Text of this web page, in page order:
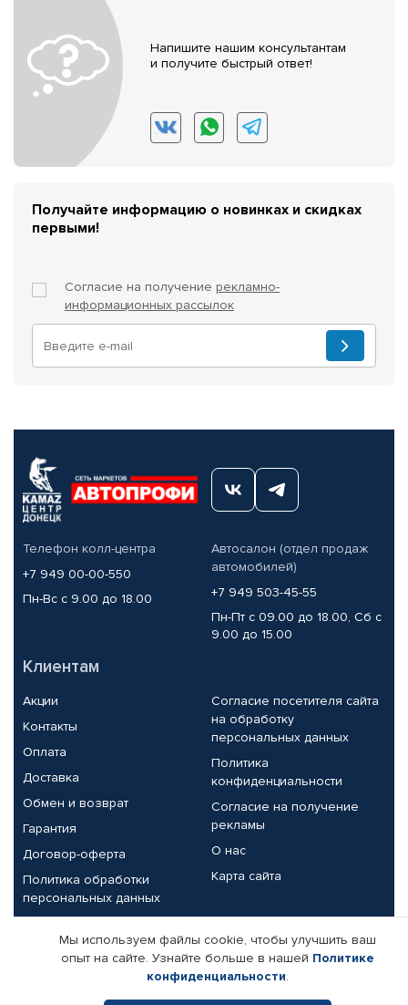
Напишите нашим консультантам
и получите быстрый ответ!
Получайте информацию о новинках и скидках
первыми!
Согласие на получение рекламно-
информационных рассылок
Телефон колл-центра
+7 949 00-00-550
Пн-Вс с 9.00 до 18.00
Автосалон (отдел продаж
автомобилей)
+7 949 503-45-55
Пн-Пт с 09.00 до 18.00, Сб с
9.00 до 15.00
Клиентам
Акции
Контакты
Оплата
Доставка
Обмен и возврат
Гарантия
Договор-оферта
Политика обработки
персональных данных
Согласие посетителя сайта
на обработку
персональных данных
Политика
конфиденциальности
Согласие на получение
рекламы
О нас
Карта сайта
Партнерам
Корпоративным клиентам
Поставщикам
Реквизиты компании
Мы используем файлы cookie, чтобы улучшить ваш
опыт на сайте. Узнайте больше в нашей Политике
конфиденциальности.